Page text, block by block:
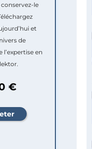
le
et
de
l’expertise en
€